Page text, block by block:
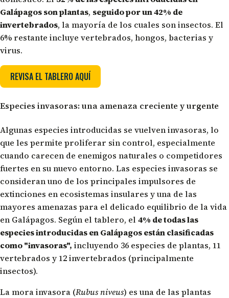
Galápagos son plantas, seguido porun 42% de
invertebrados, la mayoría de los cuales son insectos. El
6% restante incluye vertebrados, hongos, bacterias y
virus.
REVISA EL TABLERO AQUÍ
Especies invasoras: una amenaza creciente y urgente
Algunas especies introducidas se vuelven invasoras, lo
que les permite proliferar sin control, especialmente
cuando carecen de enemigos naturales o competidores
fuertes en su nuevo entorno. Las especies invasoras se
consideran uno de los principales impulsores de
extinciones en ecosistemas insulares y una de las
mayores amenazas para el delicado equilibrio de la vida
en Galápagos. Según el tablero, el 4% de todas las
especies introducidas en Galápagos están clasificadas
como "invasoras", incluyendo 36 especies de plantas, 11
vertebrados y 12 invertebrados (principalmente
insectos).
La mora invasora (Rubus niveus) es una de las plantas